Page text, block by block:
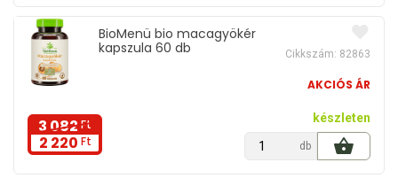
BioMenü bio macagyökér
kapszula 60 db
Cikkszám: 82863
AKCIÓS ÁR
3 082 Ft
2 220 Ft
készleten
db